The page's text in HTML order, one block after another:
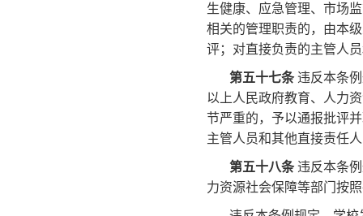
生健康、应急管理、市场
相关的管理职责的，由本
评；对直接负责的主管人
第五十七条 违反本条
以上人民政府教育、人力
节严重的，予以通报批评
主管人员和其他直接责任
第五十八条 违反本条
力资源社会保障等部门按